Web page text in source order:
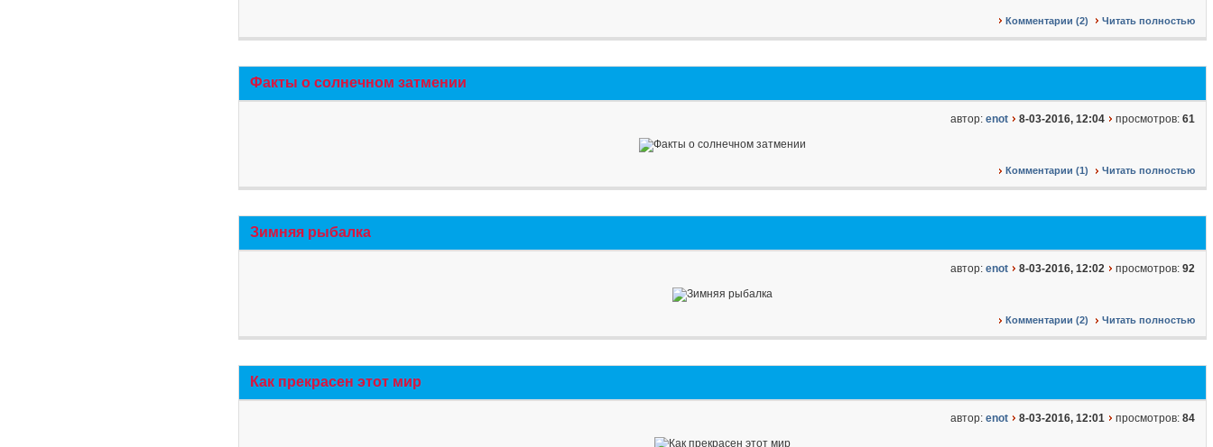
Комментарии (2) Читать полностью
Факты о солнечном затмении
автор: enot 8-03-2016, 12:04 просмотров: 61
Комментарии (1) Читать полностью
Зимняя рыбалка
автор: enot 8-03-2016, 12:02 просмотров: 92
Комментарии (2) Читать полностью
Как прекрасен этот мир
автор: enot 8-03-2016, 12:01 просмотров: 84